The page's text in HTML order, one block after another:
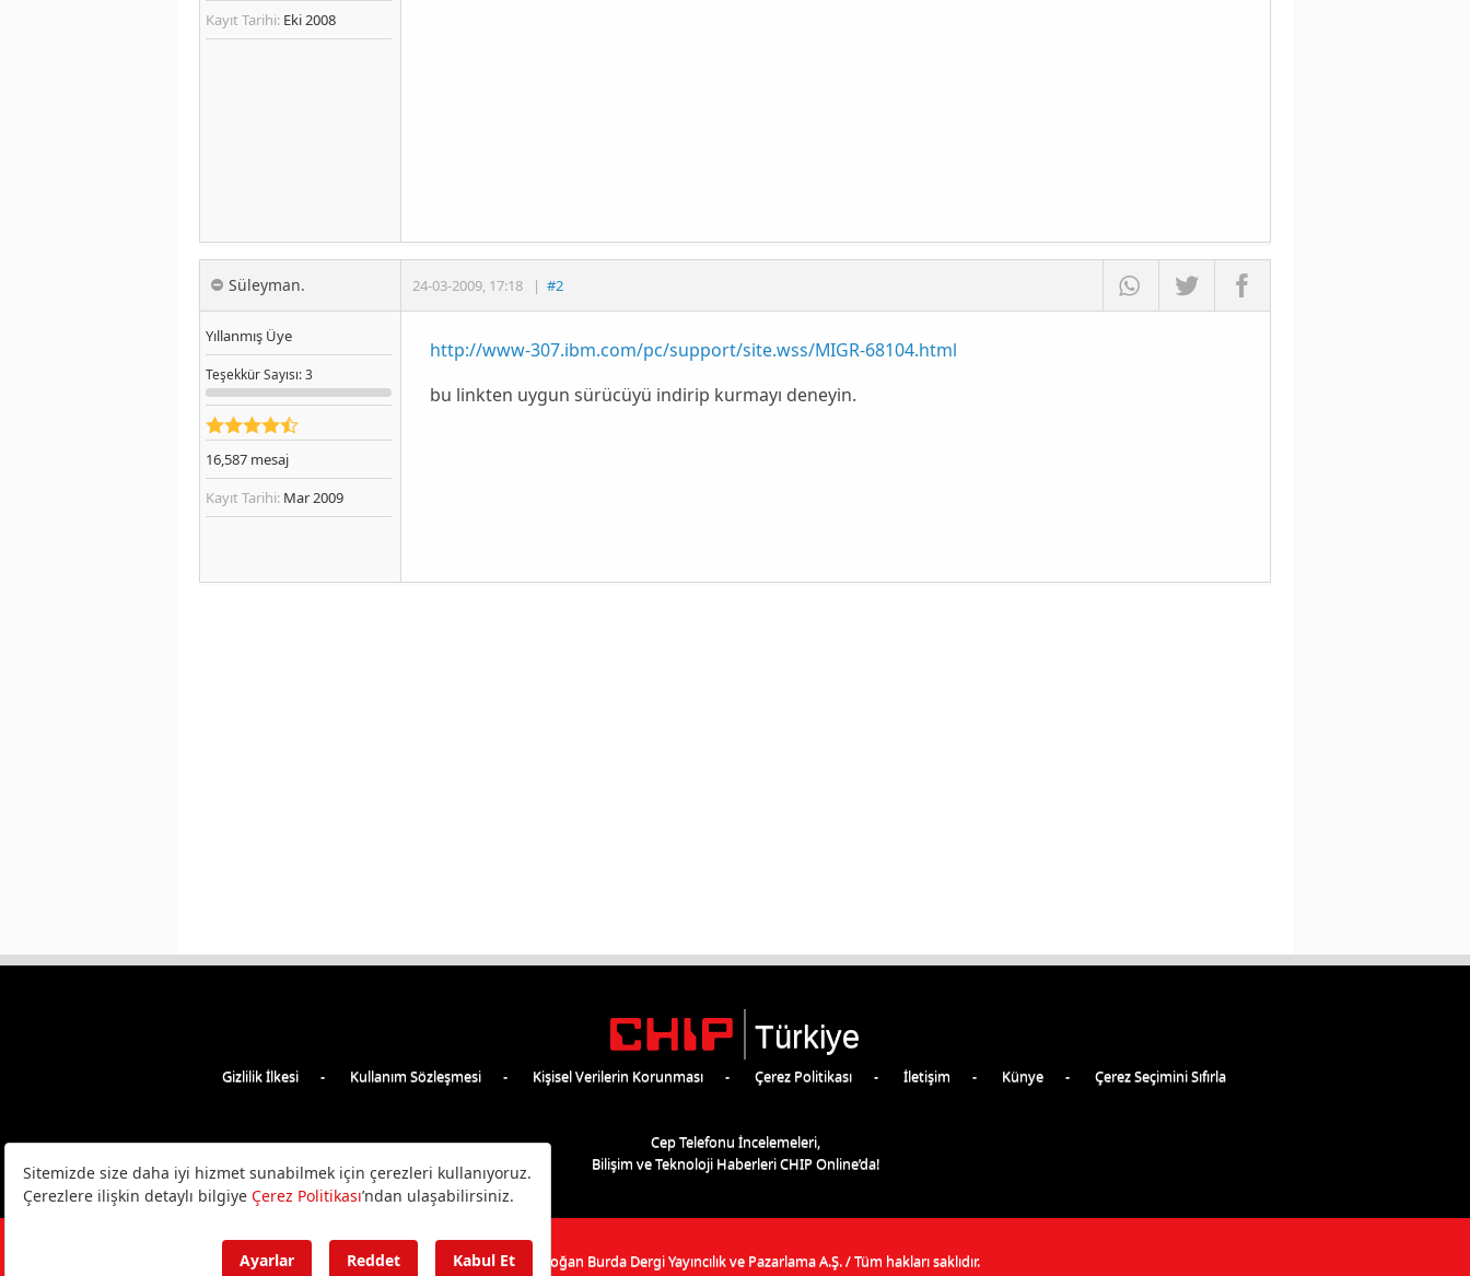
Kayıt Tarihi: Eki 2008
Süleyman. 24-03-2009, 17:18 | #2
Yıllanmış Üye
TeşekkürSayısı: 3
16,587 mesaj
Kayıt Tarihi: Mar 2009
http://www-307.ibm.com/pc/support/site.wss/MIGR-68104.html
bu linkten uygun sürücüyü indirip kurmayı deneyin.
Türkiye
Gizlilik İlkesi Kullanım Sözleşmesi Kişisel Verilerin Korunması Çerez Politikası İletişim Künye Çerez Seçimini Sıfırla
Cep Telefonu İncelemeleri,
Bilişim ve Teknoloji Haberleri CHIP Online’da!
©2026 Doğan Burda Dergi Yayıncılık ve Pazarlama A.Ş./ Tüm hakları saklıdır.